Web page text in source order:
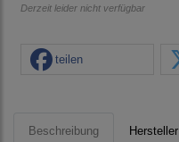
Derzeit leider nicht verfügbar
teilen
Beschreibung Hersteller